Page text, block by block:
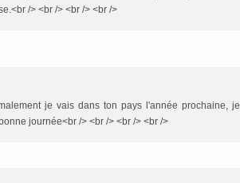
/> <br /> <br /> <br />
je vais dans ton pays l'année prochaine, je
journée<br /> <br /> <br /> <br />